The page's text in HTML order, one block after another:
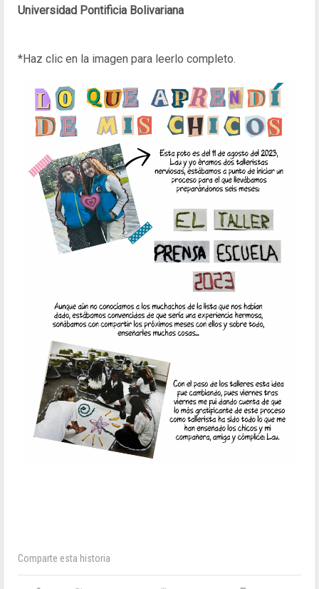
Universidad Pontificia Bolivariana
*Haz clic en la imagen para leerlo completo.
Comparte esta historia